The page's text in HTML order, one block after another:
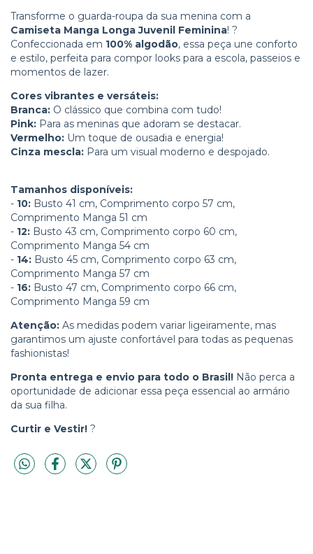
Transforme o guarda-roupa da sua menina com a
Camiseta Manga Longa Juvenil Feminina! ?
Confeccionada em 100% algodão, essa peça une conforto
e estilo, perfeita para compor looks para a escola, passeios e
momentos de lazer.
Cores vibrantes e versáteis:
Branca: O clássico que combina com tudo!
Pink: Para as meninas que adoram se destacar.
Vermelho: Um toque de ousadia e energia!
Cinza mescla: Para um visual moderno e despojado.
Tamanhos disponíveis:
- 10: Busto 41 cm, Comprimento corpo 57 cm,
Comprimento Manga 51 cm
- 12: Busto 43 cm, Comprimento corpo 60 cm,
Comprimento Manga 54 cm
- 14: Busto 45 cm, Comprimento corpo 63 cm,
Comprimento Manga 57 cm
- 16: Busto 47 cm, Comprimento corpo 66 cm,
Comprimento Manga 59 cm
Atenção: As medidas podem variar ligeiramente, mas
garantimos um ajuste confortável para todas as pequenas
fashionistas!
Pronta entrega e envio para todo o Brasil! Não perca a
oportunidade de adicionar essa peça essencial ao armário
da sua filha.
Curtir e Vestir! ?